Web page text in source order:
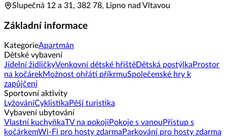
Slupečná 12 a 31, 382 78, Lipno nad Vltavou
Základní informace
KategorieApartmán
Dětské vybavení
Jídelní židličkyVenkovní dětské hřištěDětská postýlka Prostor
na kočárekMožnost ohřátí příkrmuSpolečenské hry k
zapůjčení
Sportovní aktivity
LyžováníCyklistika Pěší turistika
Vybavení ubytování
Vlastní kuchyňkaTV na pokoji Pokoje s vanou Přístup s
kočárkemWi-Fi pro hosty zdarma Parkování pro hosty zdarma